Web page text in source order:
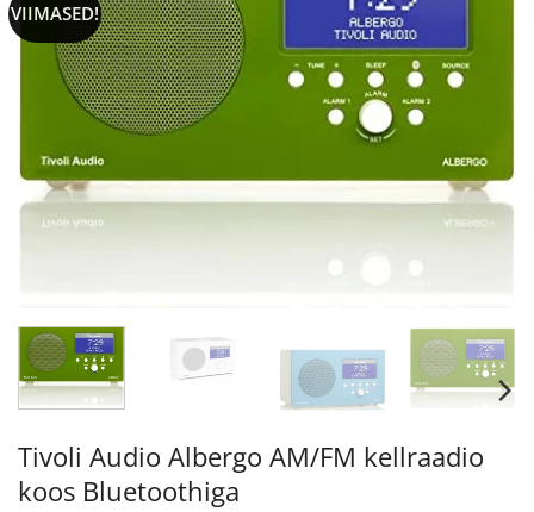
VIIMASED!
Tivoli Audio Albergo AM/FM kellraadio
koos Bluetoothiga